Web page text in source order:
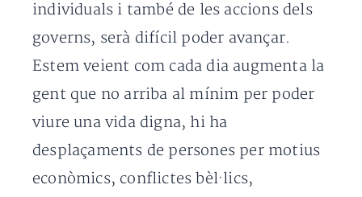
individuals i també de les accions dels
governs, serà difícil poder avançar.
Estem veient com cada dia augmenta la
gent que no arriba al mínim per poder
viure una vida digna, hi ha
desplaçaments de persones per motius
econòmics, conflictes bèl·lics,